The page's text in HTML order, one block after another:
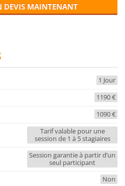
DEVIS MAINTENANT
1 Jour
1190 €
1090 €
Tarif valable pour une
session de 1 à 5 stagiaires
Session garantie à partir d’un
seul participant
Non